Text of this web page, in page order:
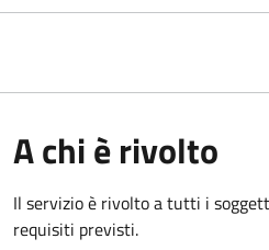
A chi è rivolto
Il servizio è rivolto a tutti i
requisiti previsti.